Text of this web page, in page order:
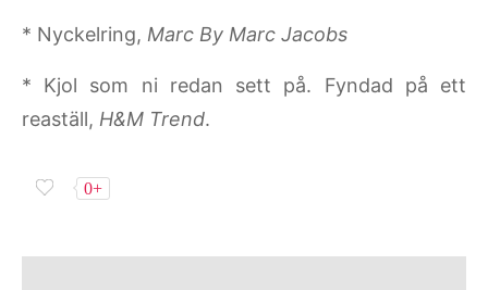
* Nyckelring, Marc By Marc Jacobs
* Kjol som ni redan sett på. Fyndad på ett
reaställ, H&M Trend.
0+